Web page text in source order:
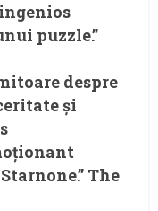
puzzle.”
despre
şi
The